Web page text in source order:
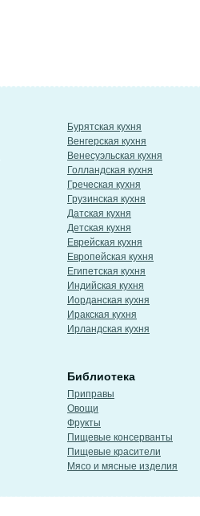
Бурятская кухня
Венгерская кухня
Венесуэльская кухня
Голландская кухня
Греческая кухня
Грузинская кухня
Датская кухня
Детская кухня
Еврейская кухня
Европейская кухня
Египетская кухня
Индийская кухня
Иорданская кухня
Иракская кухня
Ирландская кухня
Библиотека
Приправы
Овощи
Фрукты
Пищевые консерванты
Пищевые красители
Мясо и мясные изделия